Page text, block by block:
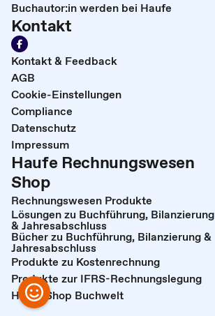
Buchautor:in werden bei Haufe
Kontakt
Kontakt & Feedback
AGB
Cookie-Einstellungen
Compliance
Datenschutz
Impressum
Haufe Rechnungswesen
Shop
Rechnungswesen Produkte
Lösungen zu Buchführung, Bilanzierung
& Jahresabschluss
Bücher zu Buchführung, Bilanzierung &
Jahresabschluss
Produkte zu Kostenrechnung
Produkte zur IFRS-Rechnungslegung
Haufe Shop Buchwelt